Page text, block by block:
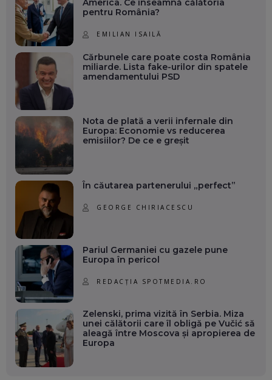
America. Ce înseamnă călătoria
pentru România?
EMILIAN ISAILĂ
Cărbunele care poate costa România
miliarde. Lista fake-urilor din spatele
amendamentului PSD
Nota de plată a verii infernale din
Europa: Economie vs reducerea
emisiilor? De ce e greșit
În căutarea partenerului „perfect”
GEORGE CHIRIACESCU
Pariul Germaniei cu gazele pune
Europa în pericol
REDACȚIA SPOTMEDIA.RO
Zelenski, prima vizită în Serbia. Miza
unei călătorii care îl obligă pe Vučić să
aleagă între Moscova și apropierea de
Europa